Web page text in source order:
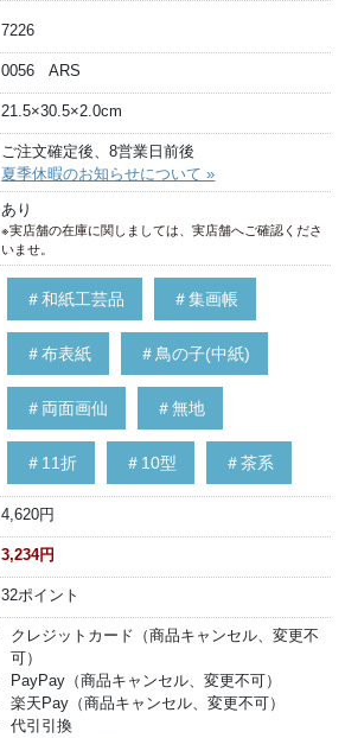
7226
0056 ARS
21.5×30.5×2.0cm
ご注文確定後、8営業日前後
夏季休暇のお知らせについて »
あり
※実店舗の在庫に関しましては、実店舗へご確認くださ
いませ。
＃和紙工芸品 ＃集画帳
＃布表紙 ＃鳥の子(中紙)
＃両面画仙 ＃無地
＃11折 ＃10型 ＃茶系
4,620円
3,234円
32ポイント
クレジットカード（商品キャンセル、変更不
可）
PayPay（商品キャンセル、変更不可）
楽天Pay（商品キャンセル、変更不可）
代引引換